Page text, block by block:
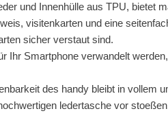
und Innenhülle aus TPU, bietet
visitenkarten und eine
sicher verstaut sind.
Ihr Smartphone verwandelt
des handy bleibt in vollem
ledertasche vor